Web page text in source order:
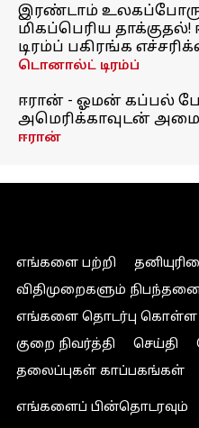
இரண்டாம்
மிகப்பெரிய
டிரம்ப் பகிரங்க
டொனால்ட் டிரம்ப்
ஈரான் - ஓமன் கப்பல்
அமெரிக்காவுடன்
ஈரான்
எங்களை பற்றி
விதிமுறைகளும்
எங்களை தொடர்பு கொள்ள
குறை நிவர்த்தி
செய்தி
தலைப்புகள் காப்பகங்கள்
எங்களைப் பின்தொடரவும்